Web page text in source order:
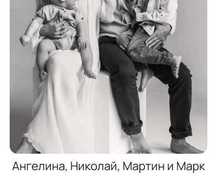
Ангелина, Николай, Мартин и Марк